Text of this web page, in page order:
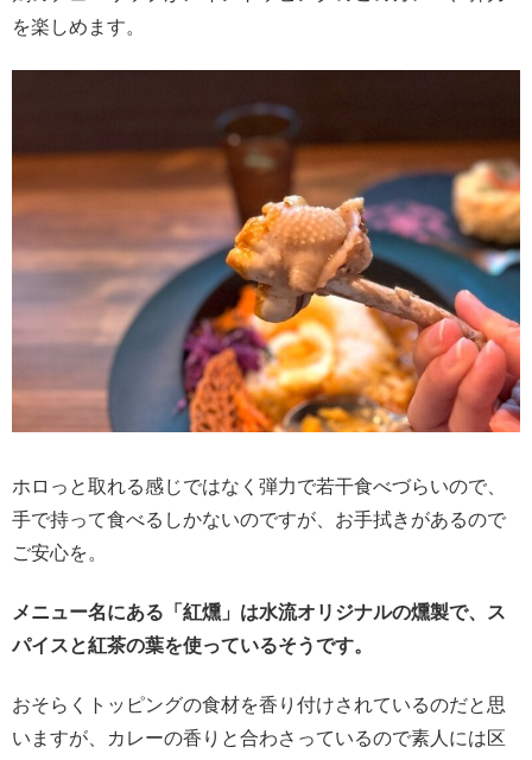
を楽しめます。
ホロっと取れる感じではなく弾力で若干食べづらいので、
手で持って食べるしかないのですが、お手拭きがあるので
ご安心を。
メニュー名にある「紅燻」は水流オリジナルの燻製で、ス
パイスと紅茶の葉を使っているそうです。
おそらくトッピングの食材を香り付けされているのだと思
いますが、カレーの香りと合わさっているので素人には区